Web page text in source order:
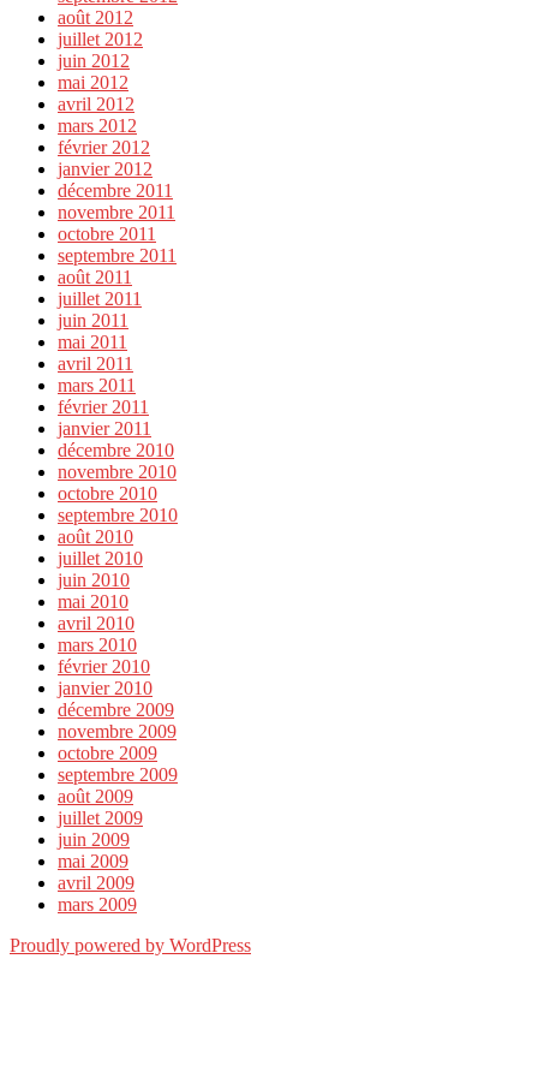
août 2012
juillet 2012
juin 2012
mai 2012
avril 2012
mars 2012
février 2012
janvier 2012
décembre 2011
novembre 2011
octobre 2011
septembre 2011
août 2011
juillet 2011
juin 2011
mai 2011
avril 2011
mars 2011
février 2011
janvier 2011
décembre 2010
novembre 2010
octobre 2010
septembre 2010
août 2010
juillet 2010
juin 2010
mai 2010
avril 2010
mars 2010
février 2010
janvier 2010
décembre 2009
novembre 2009
octobre 2009
septembre 2009
août 2009
juillet 2009
juin 2009
mai 2009
avril 2009
mars 2009
Proudly powered by WordPress